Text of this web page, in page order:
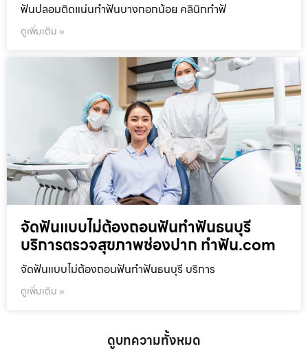
ฟันปลอมติดแน่นทำฟันบางกอกน้อย คลินิกทำฟั
ดูเพิ่มเติม »
จัดฟันแบบไม่ต้องถอนฟันทำฟันธนบุรี
บริการตรวจสุขภาพช่องปาก ทำฟัน.com
จัดฟันแบบไม่ต้องถอนฟันทำฟันธนบุรี บริการ
ดูเพิ่มเติม »
ดูบทความทั้งหมด